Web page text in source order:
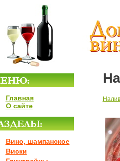
Главная
О сайте
Вино, шампанское
Виски